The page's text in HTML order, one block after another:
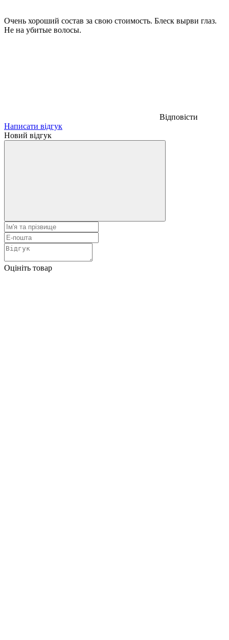
Очень хороший состав за свою стоимость. Блеск вырви глаз.
Не на убитые волосы.
Відповісти
Написати відгук
Новий відгук
Оцініть товар